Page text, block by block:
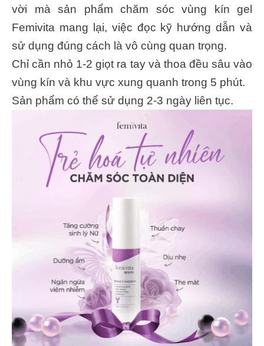
vời mà sản phẩm chăm sóc vùng kín gel
Femivita mang lại, việc đọc kỹ hướng dẫn và
sử dụng đúng cách là vô cùng quan trọng.
Chỉ cần nhỏ 1-2 giọt ra tay và thoa đều sâu vào
vùng kín và khu vực xung quanh trong 5 phút.
Sản phẩm có thể sử dụng 2-3 ngày liên tục.